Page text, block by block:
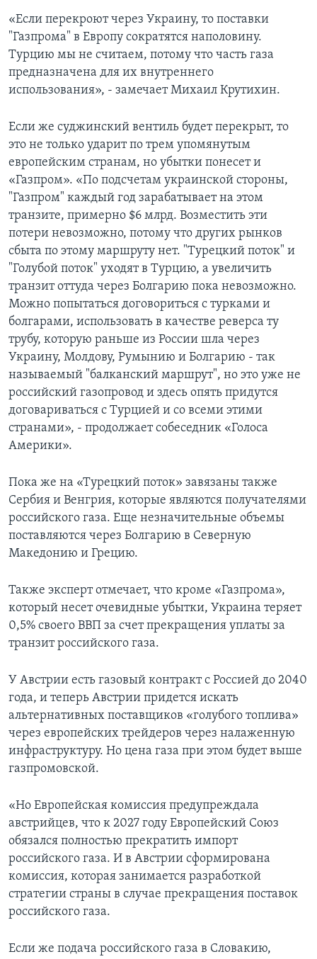
«Если перекроют через Украину, то поставки
"Газпрома" в Европу сократятся наполовину.
Турцию мы не считаем, потому что часть газа
предназначена для их внутреннего
использования», - замечает Михаил Крутихин.
Если же суджинский вентиль будет перекрыт, то
это не только ударит по трем упомянутым
европейским странам, но убытки понесет и
«Газпром». «По подсчетам украинской стороны,
"Газпром" каждый год зарабатывает на этом
транзите, примерно $6 млрд. Возместить эти
потери невозможно, потому что других рынков
сбыта по этому маршруту нет. "Турецкий поток" и
"Голубой поток" уходят в Турцию, а увеличить
транзит оттуда через Болгарию пока невозможно.
Можно попытаться договориться с турками и
болгарами, использовать в качестве реверса ту
трубу, которую раньше из России шла через
Украину, Молдову, Румынию и Болгарию - так
называемый "балканский маршрут", но это уже не
российский газопровод и здесь опять придутся
договариваться с Турцией и со всеми этими
странами», - продолжает собеседник «Голоса
Америки».
Пока же на «Турецкий поток» завязаны также
Сербия и Венгрия, которые являются получателями
российского газа. Еще незначительные объемы
поставляются через Болгарию в Северную
Македонию и Грецию.
Также эксперт отмечает, что кроме «Газпрома»,
который несет очевидные убытки, Украина теряет
0,5% своего ВВП за счет прекращения уплаты за
транзит российского газа.
У Австрии есть газовый контракт с Россией до 2040
года, и теперь Австрии придется искать
альтернативных поставщиков «голубого топлива»
через европейских трейдеров через налаженную
инфраструктуру. Но цена газа при этом будет выше
газпромовской.
«Но Европейская комиссия предупреждала
австрийцев, что к 2027 году Европейский Союз
обязался полностью прекратить импорт
российского газа. И в Австрии сформирована
комиссия, которая занимается разработкой
стратегии страны в случае прекращения поставок
российского газа.
Если же подача российского газа в Словакию,